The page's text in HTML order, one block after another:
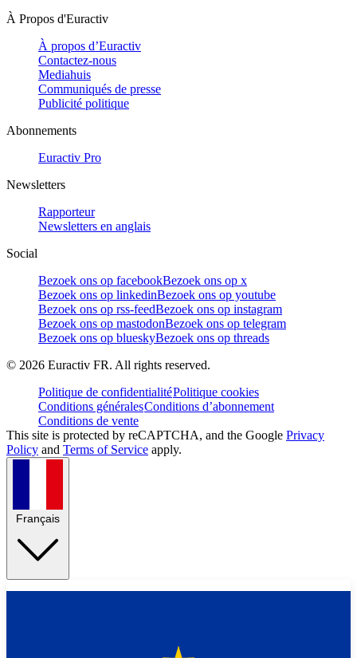
À Propos d'Euractiv
À propos d’Euractiv
Contactez-nous
Mediahuis
Communiqués de presse
Publicité politique
Abonnements
Euractiv Pro
Newsletters
Rapporteur
Newsletters en anglais
Social
Bezoek ons op facebookBezoek ons op x
Bezoek ons op linkedinBezoek ons op youtube
Bezoek ons op rss-feedBezoek ons op instagram
Bezoek ons op mastodonBezoek ons op telegram
Bezoek ons op blueskyBezoek ons op threads
© 2026 Euractiv FR. All rights reserved.
Politique de confidentialitéPolitique cookies
Conditions généralesConditions d’abonnement
Conditions de vente
This site is protected by reCAPTCHA, and the Google Privacy
Policy and Terms of Service apply.
Français